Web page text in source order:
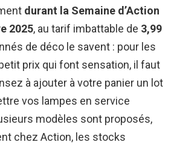
durant la Semaine d’Action
2025, au tarif imbattable de 3,99
de déco le savent : pour les
prix qui font sensation, il faut
à ajouter à votre panier un lot
vos lampes en service
modèles sont proposés,
chez Action, les stocks